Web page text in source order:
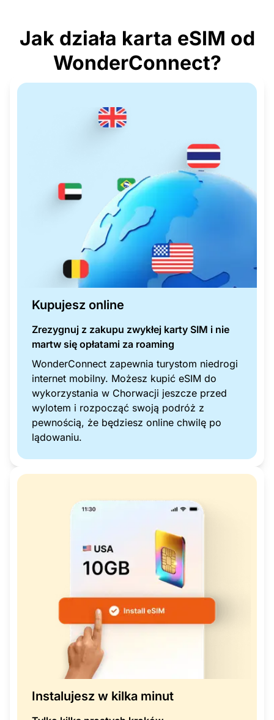
Jak działa karta eSIM od
WonderConnect?
Kupujesz online
Zrezygnuj z zakupu zwykłej karty SIM i nie
martw się opłatami za roaming
WonderConnect zapewnia turystom niedrogi
internet mobilny. Możesz kupić eSIM do
wykorzystania w Chorwacji jeszcze przed
wylotem i rozpocząć swoją podróż z
pewnością, że będziesz online chwilę po
lądowaniu.
Instalujesz w kilka minut